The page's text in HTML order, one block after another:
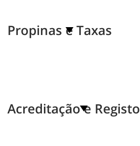
Propinas e Taxas
Acreditação e Registo